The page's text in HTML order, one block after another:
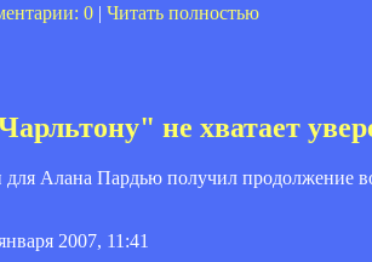
0 | Читать полностью
не хватает
для Алана Пардью получил продолжение
2007, 11:41